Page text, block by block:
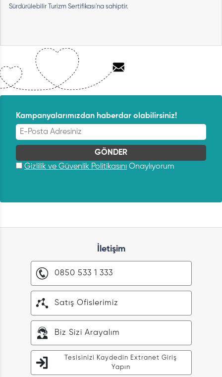
Sürdürülebilir Turizm Sertifikası'na sahiptir.
Kampanyalarımızdan haberdar olabilirsiniz!
Gizlilik ve Güvenlik Politikasını Onaylıyorum
İletişim
0850 533 1 333
Satış Ofislerimiz
Biz Sizi Arayalım
Tesisinizi Kaydedin Extranet Giriş
Yapın